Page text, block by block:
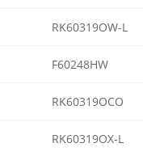
RK60319OW-L
F60248HW
RK60319OCO
RK60319OX-L